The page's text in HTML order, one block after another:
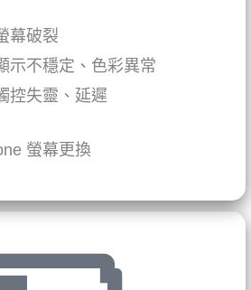
幕破裂
示不穩定、色彩異常
控失靈、延遲
螢幕更換